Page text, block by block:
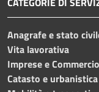
Anagrafe e stato
Vita lavorativa
Imprese e Commercio
Catasto e urbanistica